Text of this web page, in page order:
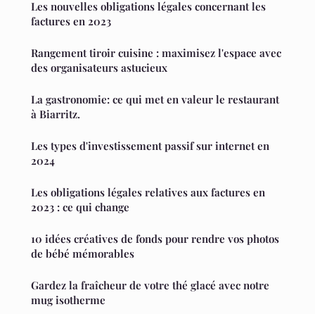
Les nouvelles obligations légales concernant les
factures en 2023
Rangement tiroir cuisine : maximisez l'espace avec
des organisateurs astucieux
La gastronomie: ce qui met en valeur le restaurant
à Biarritz.
Les types d'investissement passif sur internet en
2024
Les obligations légales relatives aux factures en
2023 : ce qui change
10 idées créatives de fonds pour rendre vos photos
de bébé mémorables
Gardez la fraîcheur de votre thé glacé avec notre
mug isotherme